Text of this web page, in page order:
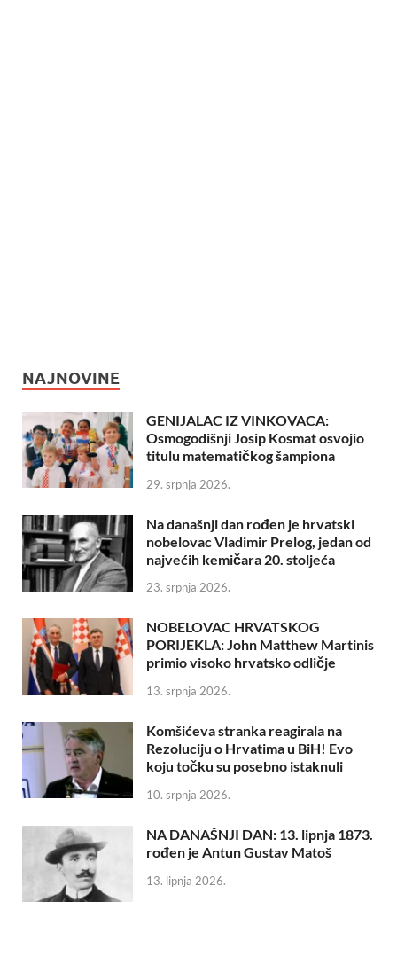
NAJNOVINE
GENIJALAC IZ VINKOVACA:
Osmogodišnji Josip Kosmat osvojio
titulu matematičkog šampiona
29. srpnja 2026.
Na današnji dan rođen je hrvatski
nobelovac Vladimir Prelog, jedan od
najvećih kemičara 20. stoljeća
23. srpnja 2026.
NOBELOVAC HRVATSKOG
PORIJEKLA: John Matthew Martinis
primio visoko hrvatsko odličje
13. srpnja 2026.
Komšićeva stranka reagirala na
Rezoluciju o Hrvatima u BiH! Evo
koju točku su posebno istaknuli
10. srpnja 2026.
NA DANAŠNJI DAN: 13. lipnja 1873.
rođen je Antun Gustav Matoš
13. lipnja 2026.